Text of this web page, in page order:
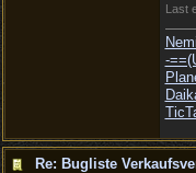
Last
-
Re: Bugliste